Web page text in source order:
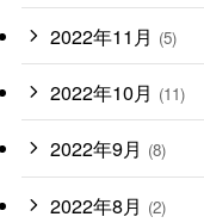
2022年11月 (5)
2022年10月 (11)
2022年9月 (8)
2022年8月 (2)